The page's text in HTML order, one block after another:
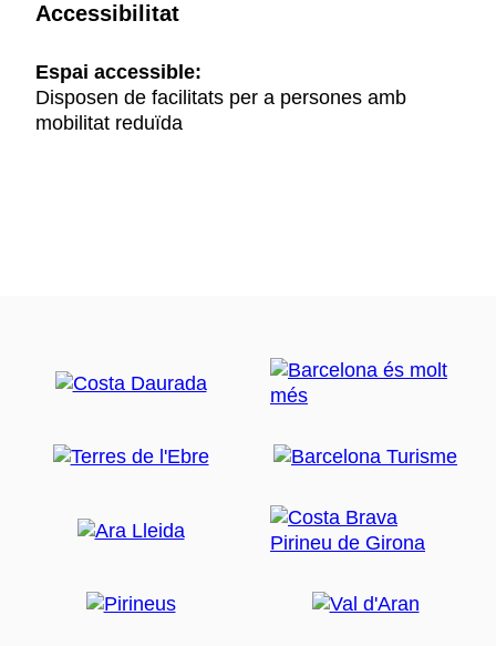
Accessibilitat
Espai accessible:
Disposen de facilitats per a persones amb
mobilitat reduïda